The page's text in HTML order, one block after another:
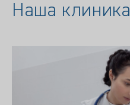
Наша клиника